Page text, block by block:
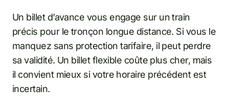
Un billet d’avance vous engage sur un train
précis pour le tronçon longue distance. Si vous le
manquez sans protection tarifaire, il peut perdre
sa validité. Un billet flexible coûte plus cher, mais
il convient mieux si votre horaire précédent est
incertain.